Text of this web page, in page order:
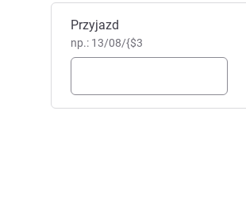
Zarezerwuj ten hotel
Przyjazd
np.: 13/08/{$3